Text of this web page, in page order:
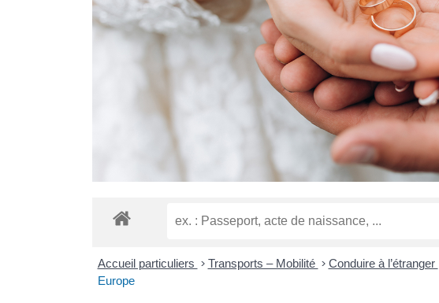
Accueil particuliers > Transports – Mobilité > Conduire à l’étranger
Europe